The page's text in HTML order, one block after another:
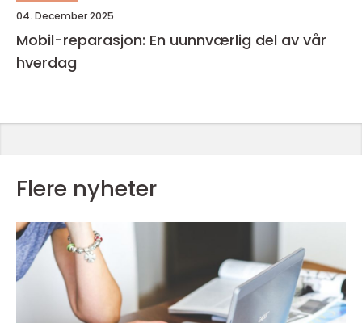
04. December 2025
Mobil-reparasjon: En uunnværlig del av vår
hverdag
Flere nyheter